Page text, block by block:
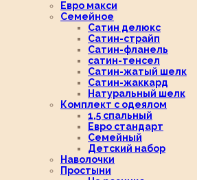
Евро макси
Семейное
Сатин делюкс
Сатин-страйп
Сатин-фланель
сатин-тенсел
Сатин-жатый шелк
Сатин-жаккард
Натуральный шелк
Комплект с одеялом
1,5 спальный
Евро стандарт
Семейный
Детский набор
Наволочки
Простыни